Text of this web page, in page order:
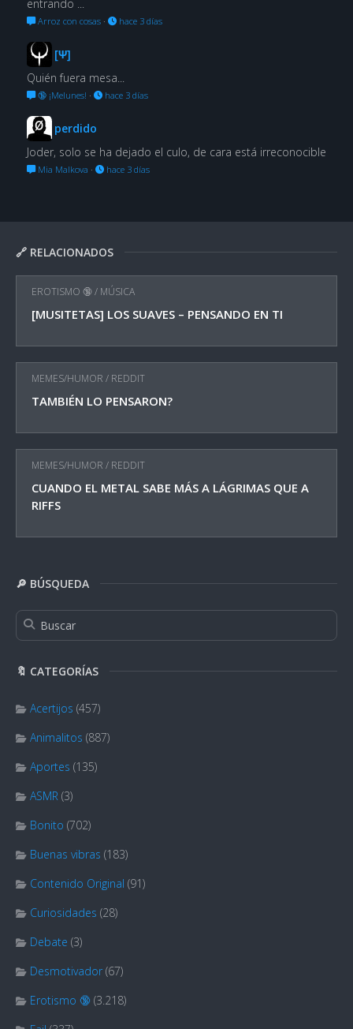
🔗 RELACIONADOS
EROTISMO 🔞/ MÚSICA
[MUSITETAS] LOS SUAVES – PENSANDO EN TI
MEMES/HUMOR / REDDIT
TAMBIÉN LO PENSARON?
MEMES/HUMOR / REDDIT
CUANDO EL METAL SABE MÁS A LÁGRIMAS QUE A
RIFFS
🔎 BÚSQUEDA
🔖 CATEGORÍAS
Acertijos (457)
Animalitos (887)
Aportes (135)
ASMR (3)
Bonito (702)
Buenas vibras (183)
Contenido Original (91)
Curiosidades (28)
Debate (3)
Desmotivador (67)
Erotismo 🔞 (3.218)
entrando ...
Arroz con cosas· hace 3 días
[Ψ]
Quién fuera mesa...
🔞 ¡Melunes! · hace 3 días
perdido
Joder, solo se ha dejado el culo, de cara está irreconocible
Mia Malkova · hace 3 días